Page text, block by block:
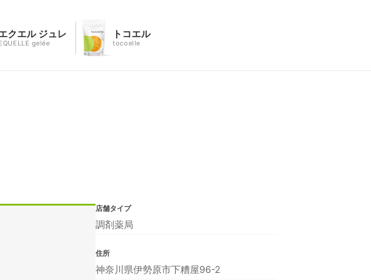
クエル ジュレ
gelée
トコエル
tocoelle
店舗タイプ
調剤薬局
住所
神奈川県伊勢原市下糟屋96-2